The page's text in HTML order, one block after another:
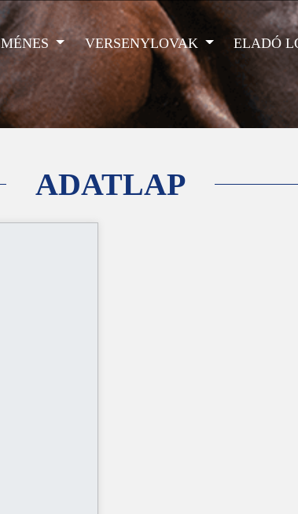
MÉNES VERSENYLOVAK ELADÓ
ADATLAP